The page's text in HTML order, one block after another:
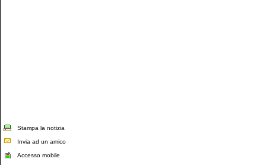
Stampa la notizia
Invia ad un amico
Accesso mobile